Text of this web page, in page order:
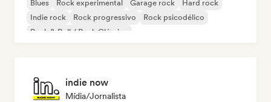
Blues Rock experimental Garage rock
Hard rock
Indie rock
Rock progressivo
Rock psicodélico
Rock & Roll / Rock Clássico
indie now
Mídia/Jornalista